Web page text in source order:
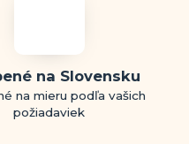
na Slovensku
na mieru podľa vašich
požiadaviek